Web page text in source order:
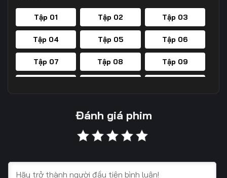
Tập 01 Tập 02 Tập 03
Tập 04 Tập 05 Tập 06
Tập 07 Tập 08 Tập 09
Tập 17
Tập 22 Tập 23
Đánh giá phim